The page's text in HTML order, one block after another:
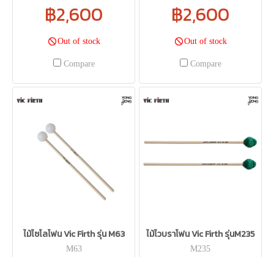
฿2,600
Out of stock
Compare
฿2,600
Out of stock
Compare
ไม้ไซโลโฟน Vic Firth รุ่น M63
M63
ไม้ไวบราโฟน Vic Firth รุ่นM235
M235